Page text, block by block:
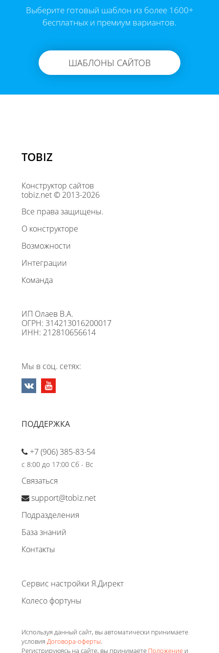
Выберите готовый шаблон из более 1600+
бесплатных и премиум вариантов.
ШАБЛОНЫ САЙТОВ
TOBIZ
Конструктор сайтов
tobiz.net © 2013-2026
Все права защищены.
О конструкторе
Возможности
Интеграции
Команда
ИП Олаев В.А.
ОГРН: 314213016200017
ИНН: 212810656614
Мы в соц. сетях:
ПОДДЕРЖКА
+7 (906) 385-83-54
с 8:00 до 17:00 Сб - Вс
Связаться
support@tobiz.net
Подразделения
База знаний
Контакты
Сервис настройки Я.Директ
Колесо фортуны
Используя данный сайт, вы автоматически принимаете
условия Договора-оферты.
Регистрируюясь на сайте, вы принимаете Положение и